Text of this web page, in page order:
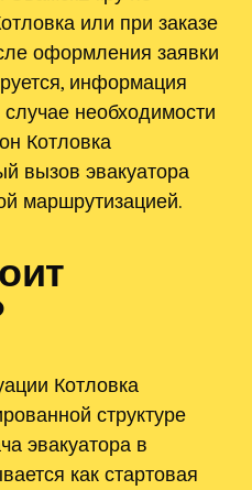
или при заказе
оформления заявки
информация
необходимости
Котловка
вызов эвакуатора
маршрутизацией.
Котловка
структуре
эвакуатора в
как стартовая